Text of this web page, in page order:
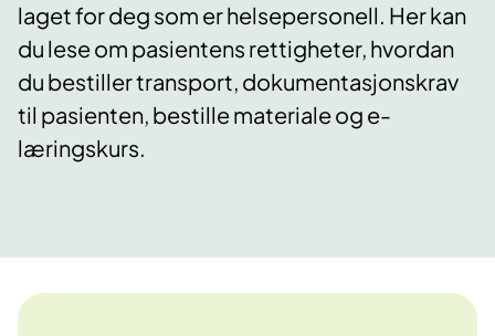
laget for deg som er helsepersonell. Her kan
du lese om pasientens rettigheter, hvordan
du bestiller transport, dokumentasjonskrav
til pasienten, bestille materiale og e-
læringskurs.